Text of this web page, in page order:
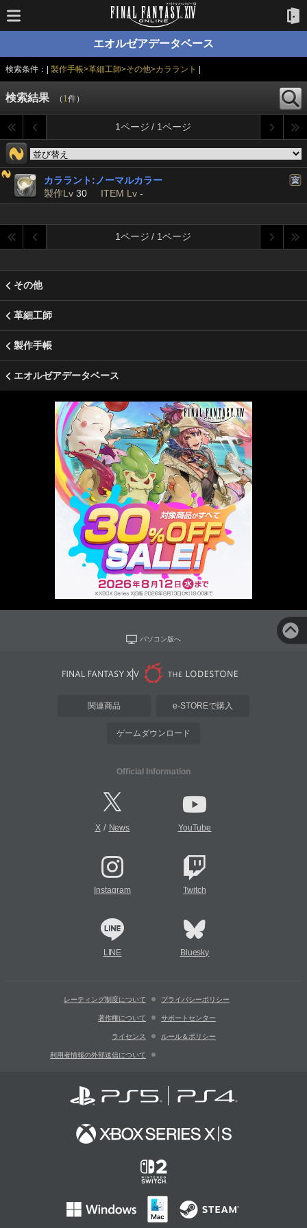
エオルゼアデータベース
検索条件：| 製作手帳>革細工師>その他>カララント
検索結果 （ 1件）
1ページ / 1ページ
カララント:ノーマルカラー
製作Lv 30 ITEM Lv -
1ページ / 1ページ
その他
革細工師
製作手帳
エオルゼアデータベース
パソコン版へ
関連商品 e-STOREで購入
ゲームダウンロード
Official Information
X/ News YouTube
Instagram Twitch
LINE Bluesky
レーティング制度について プライバシーポリシー
著作権について サポートセンター
ライセンス ルール＆ポリシー
利用者情報の外部送信について